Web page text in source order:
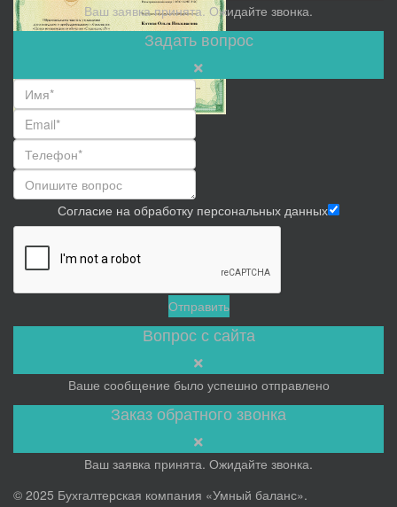
Ваш заявка принята. Ожидайте звонка.
Задать вопрос
Согласие на обработку персональных данных
Отправить
Вопрос с сайта
Ваше сообщение было успешно отправлено
Заказ обратного звонка
Ваш заявка принята. Ожидайте звонка.
© 2025 Бухгалтерская компания «Умный баланс».